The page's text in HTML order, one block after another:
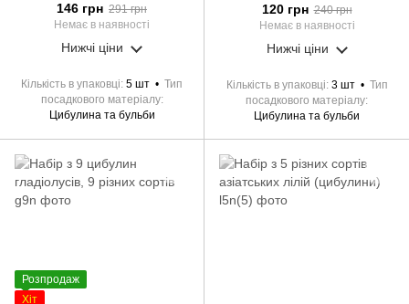
146 грн 291 грн
Немає в наявності
Нижчі ціни
Кількість в упаковці 5 шт
Тип
посадкового матеріалу
Цибулина та бульби
120 грн 240 грн
Немає в наявності
Нижчі ціни
Кількість в упаковці 3 шт
Тип
посадкового матеріалу
Цибулина та бульби
Розпродаж
Хіт